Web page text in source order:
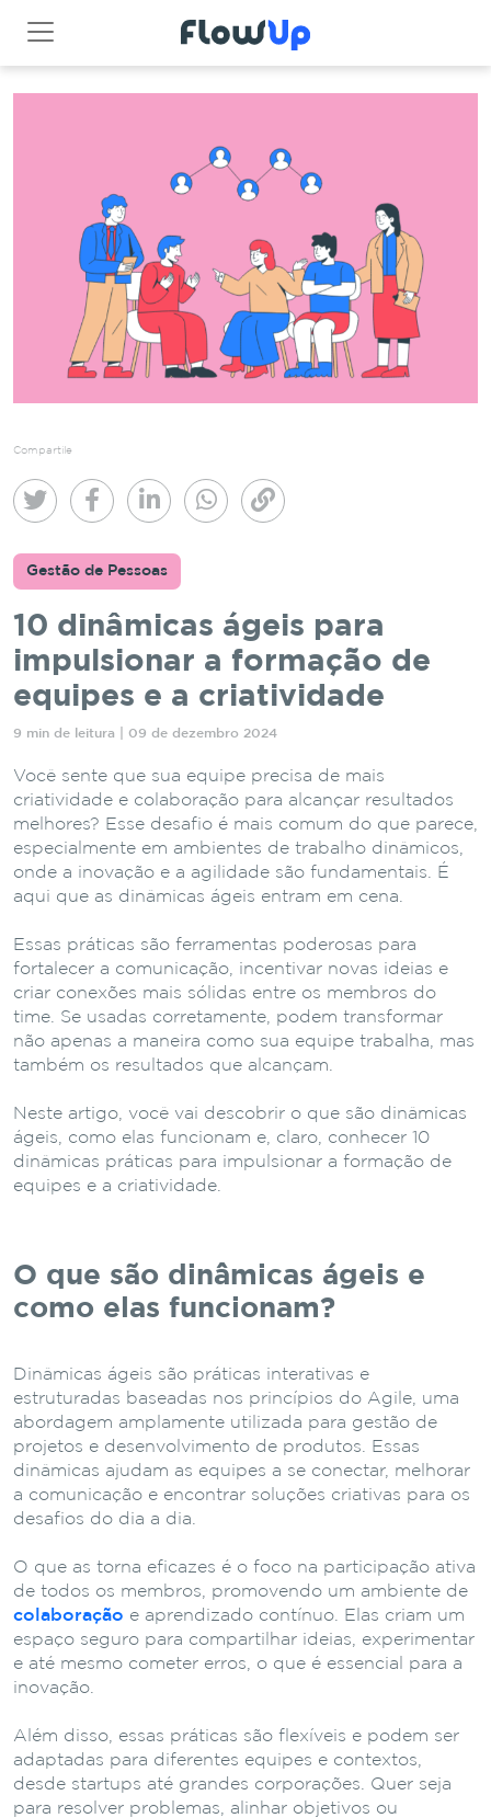
Compartile
Gestão de Pessoas
10 dinâmicas ágeis para
impulsionar a formação de
equipes e a criatividade
9 min de leitura | 09 de dezembro 2024
Você sente que sua equipe precisa de mais
criatividade e colaboração para alcançar resultados
melhores? Esse desafio é mais comum do que parece,
especialmente em ambientes de trabalho dinâmicos,
onde a inovação e a agilidade são fundamentais. É
aqui que as dinâmicas ágeis entram em cena.
Essas práticas são ferramentas poderosas para
fortalecer a comunicação, incentivar novas ideias e
criar conexões mais sólidas entre os membros do
time. Se usadas corretamente, podem transformar
não apenas a maneira como sua equipe trabalha, mas
também os resultados que alcançam.
Neste artigo, você vai descobrir o que são dinâmicas
ágeis, como elas funcionam e, claro, conhecer 10
dinâmicas práticas para impulsionar a formação de
equipes e a criatividade.
O que são dinâmicas ágeis e
como elas funcionam?
Dinâmicas ágeis são práticas interativas e
estruturadas baseadas nos princípios do Agile, uma
abordagem amplamente utilizada para gestão de
projetos e desenvolvimento de produtos. Essas
dinâmicas ajudam as equipes a se conectar, melhorar
a comunicação e encontrar soluções criativas para os
desafios do dia a dia.
O que as torna eficazes é o foco na participação ativa
de todos os membros, promovendo um ambiente de
colaboração e aprendizado contínuo. Elas criam um
espaço seguro para compartilhar ideias, experimentar
e até mesmo cometer erros, o que é essencial para a
inovação.
Além disso, essas práticas são flexíveis e podem ser
adaptadas para diferentes equipes e contextos,
desde startups até grandes corporações. Quer seja
para resolver problemas, alinhar objetivos ou